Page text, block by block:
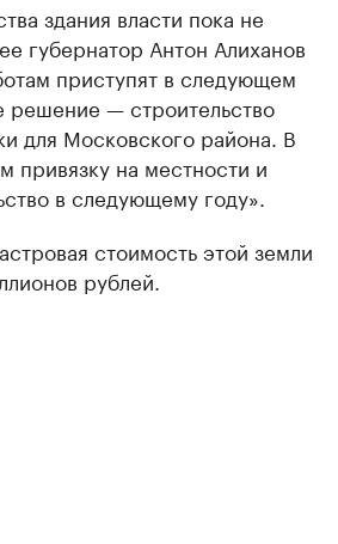
здания власти пока не
губернатор Антон Алиханов
приступят в следующем
решение — строительство
для Московского района. В
привязку на местности и
в следующему году».
стоимость этой земли
рублей.